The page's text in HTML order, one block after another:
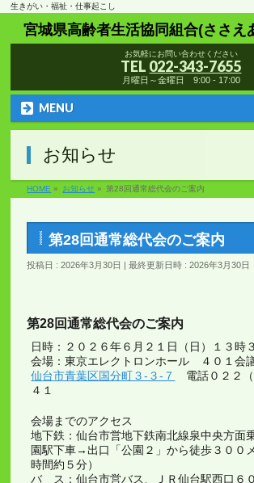
生きがい・福祉・仕事起こし
宮城県高齢者生活協同組合(ささえ
お気軽にお問い合わせください
TEL 022-343-7655
月曜日～金曜日 9:00 - 17:00
MENU
お知らせ
HOME » お知らせ » 第28回通常総代会のご案内
第28回通常総代会のご案内
投稿日 : 2026年3月30日 最終更新日時 : 2026年3月30日
第28回通常総代会のご案内
日時：２０２６年６月２１日（日）１３時
会場：東京エレクトロンホール ４０１会
仙台市青葉区国分町３-３-７
電話０２２
４１
会場までのアクセス
地下鉄：仙台市営地下鉄南北線泉中央方面
園駅下車→出口「公園２」から徒歩３００
時間約５分）
バ ス：仙台市営バス、ＪＲ仙台駅西口６